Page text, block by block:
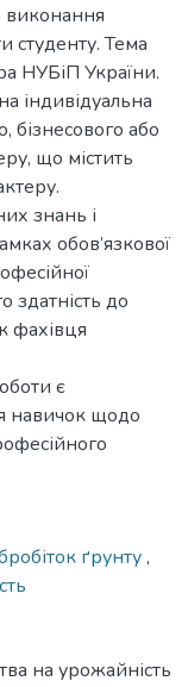
виконання
студенту. Тема
НУБіП України.
індивідуальна
бізнесового або
що містить
знань і
обов’язкової
здатність до
фахівця
є
навичок щодо
ґрунту,
на урожайність